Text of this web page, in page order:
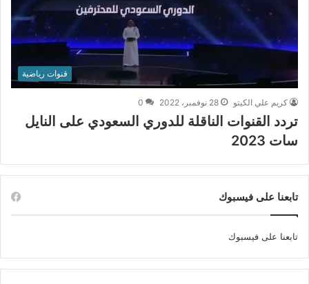
قنوات رياضية
كريم علي الكيتو 28 نوفمبر، 2022 0
تردد القنوات الناقلة للدوري السعودي على النايل
سات 2023
تابعنا على فيسبوك
تابعنا على فيسبوك